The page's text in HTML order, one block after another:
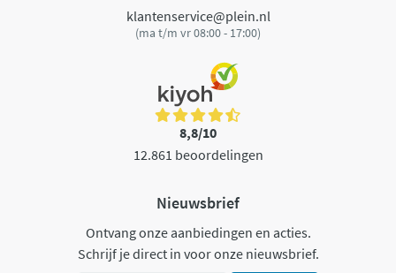
klantenservice@plein.nl
(ma t/m vr 08:00 - 17:00)
8,8/10
12.861 beoordelingen
Nieuwsbrief
Ontvang onze aanbiedingen en acties.
Schrijf je direct in voor onze nieuwsbrief.